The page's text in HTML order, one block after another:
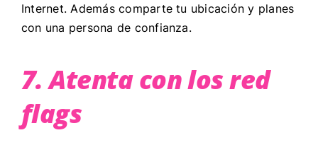
Internet. Además comparte tu ubicación y planes
con una persona de confianza.
7. Atenta con losred
flags